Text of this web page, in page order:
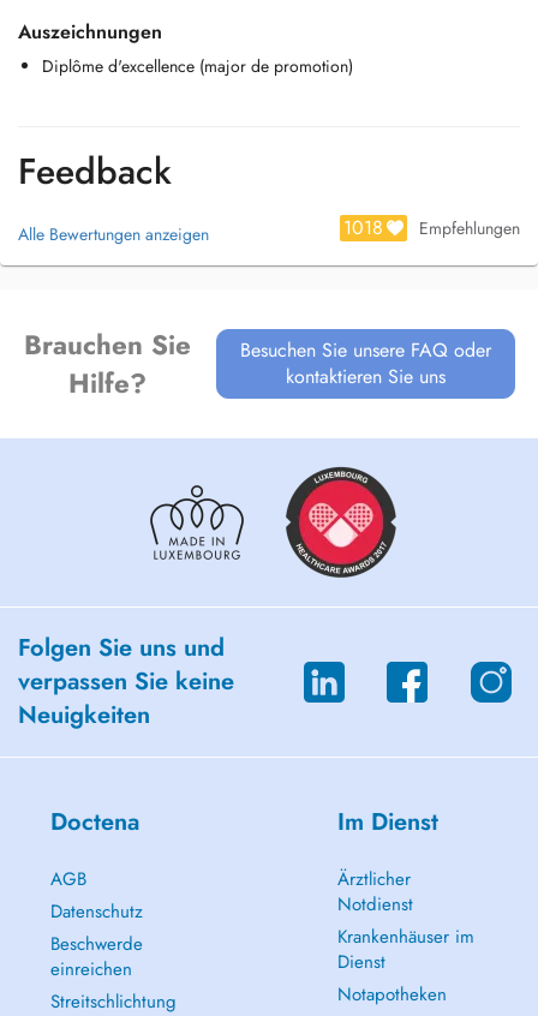
Horaire:
- De lundi à vendredi et un samedi dans le mois.
Auszeichnungen
Diplôme d'excellence (major de promotion)
Feedback
Alle Bewertungen anzeigen 1018 Empfehlungen
Brauchen Sie
Hilfe?
Besuchen Sie unsere FAQ oder
kontaktieren Sie uns
Folgen Sie uns und
verpassen Sie keine
Neuigkeiten
Doctena
AGB
Datenschutz
Beschwerde
einreichen
Streitschlichtung
Im Dienst
Ärztlicher
Notdienst
Krankenhäuser im
Dienst
Notapotheken